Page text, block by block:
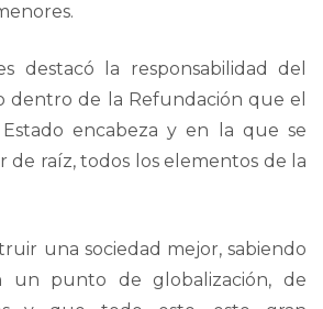
destacó la responsabilidad del
dentro de la Refundación que el
encabeza y en la que se
de raíz, todos los elementos de la
una sociedad mejor, sabiendo
un punto de globalización, de